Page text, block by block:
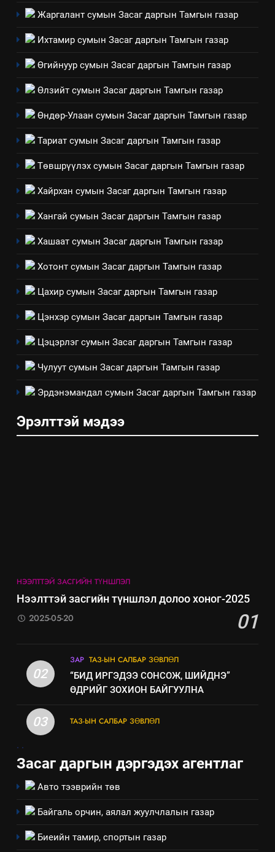
Төрийн албаны зөвлөлийн
зөвлөлийн 2025 оны үйл
ажиллагааны жилийн
5
“Шинэтгэлээр түүчээлсэн
салбар зөвлөл” аяны хүрээнд
хэмжээний төлөвлөгөө
6
аудитын дүгнэлт
ИЛ ТОД БАЙДАЛ
7
Үйл ажиллагаандаа мөрдөж
ИЛ ТОД БАЙДАЛ
8
Жаргалант сумын Засаг даргын Тамгын газар
Ихтамир сумын Засаг даргын Тамгын газар
Өгийнуур сумын Засаг даргын Тамгын газар
Өлзийт сумын Засаг даргын Тамгын газар
Өндөр-Улаан сумын Засаг даргын Тамгын газар
Тариат сумын Засаг даргын Тамгын газар
Төвшрүүлэх сумын Засаг даргын Тамгын газар
Хайрхан сумын Засаг даргын Тамгын газар
Хангай сумын Засаг даргын Тамгын газар
Хашаат сумын Засаг даргын Тамгын газар
Хотонт сумын Засаг даргын Тамгын газар
Цахир сумын Засаг даргын Тамгын газар
Цэнхэр сумын Засаг даргын Тамгын газар
Цэцэрлэг сумын Засаг даргын Тамгын газар
Чулуут сумын Засаг даргын Тамгын газар
Эрдэнэмандал сумын Засаг даргын Тамгын газар
Эрэлттэй мэдээ
НЭЭЛТТЭЙ ЗАСГИЙН ТҮНШЛЭЛ
Нээлттэй засгийн түншлэл долоо хоног-2025
01
2025-05-20
02
ЗАР ТАЗ-ЫН САЛБАР ЗӨВЛӨЛ
“БИД ИРГЭДЭЭ СОНСОЖ, ШИЙДНЭ”
ӨДРИЙГ ЗОХИОН БАЙГУУЛНА
03 ТАЗ-ЫН САЛБАР ЗӨВЛӨЛ
. .
Засаг даргын дэргэдэх агентлаг
Авто тээврийн төв
Байгаль орчин, аялал жуулчлалын газар
Биеийн тамир, спортын газар
5
салбар зөвлөл” аяны хүрээнд
хэмжээний төлөвлөгөө
6
аудитын дүгнэлт